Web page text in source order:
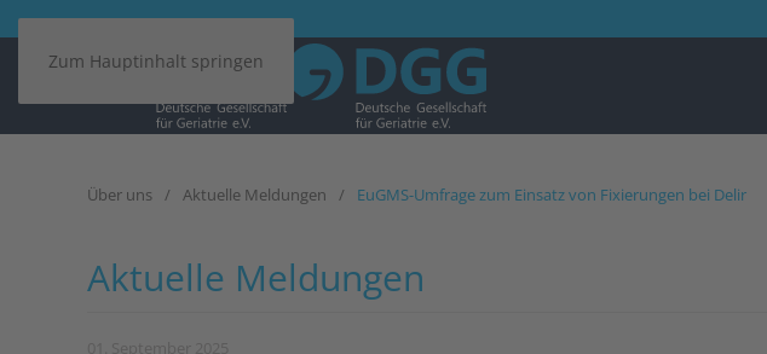
Zum Hauptinhalt springen
Über uns Aktuelle Meldungen EuGMS-Umfrage zum Einsatz von Fixierungen bei Delir
Aktuelle Meldungen